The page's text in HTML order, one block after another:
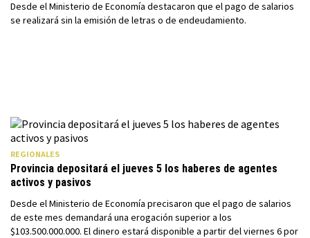
Desde el Ministerio de Economía destacaron que el pago de salarios
se realizará sin la emisión de letras o de endeudamiento.
REGIONALES
Provincia depositará el jueves 5 los haberes de agentes
activos y pasivos
Desde el Ministerio de Economía precisaron que el pago de salarios
de este mes demandará una erogación superior a los
$103.500.000.000. El dinero estará disponible a partir del viernes 6 por